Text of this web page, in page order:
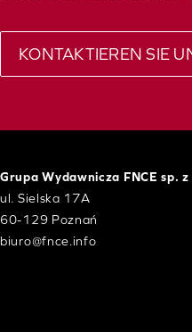
KONTAKTIEREN SIE
Grupa Wydawnicza FNCE sp. z
ul. Sielska 17A
60-129 Poznań
biuro@fnce.info